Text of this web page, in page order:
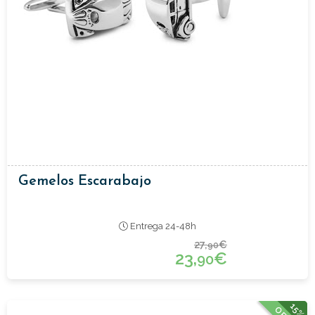
Gemelos Escarabajo
Entrega 24-48h
27,90€
23,90€
15%